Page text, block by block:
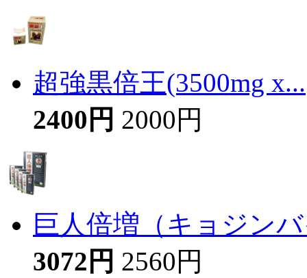
超強黒倍王(3500mg x...
2400円 2000円
巨人倍増（キョジン
3072円 2560円